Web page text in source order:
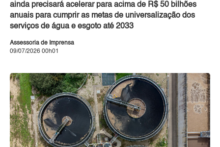
ainda precisará acelerar para acima de R$ 50 bilhões
anuais para cumprir as metas de universalização dos
serviços de água e esgoto até 2033
Assessoria de Imprensa
09/07/2026 00h01